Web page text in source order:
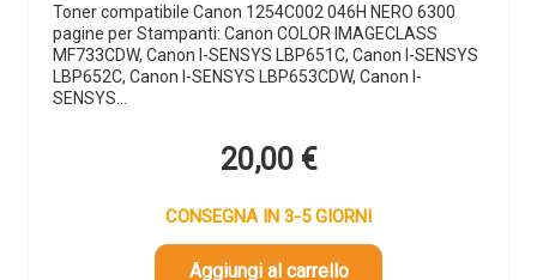
Toner compatibile Canon 1254C002 046H NERO 6300
pagine per Stampanti: Canon COLOR IMAGECLASS
MF733CDW, Canon I-SENSYS LBP651C, Canon I-SENSYS
LBP652C, Canon I-SENSYS LBP653CDW, Canon I-
SENSYS…
20,00 €
CONSEGNA IN 3-5 GIORNI
Aggiungi al carrello